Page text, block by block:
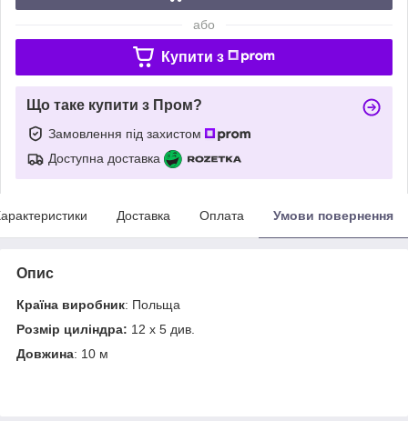
або
Купити з
Що таке купити з Пром?
Замовлення під захистом
Доступна доставка
Доставка Оплата Умови повернення
Опис
Країна виробник: Польща
Розмір циліндра: 12 х 5 див.
Довжина: 10 м